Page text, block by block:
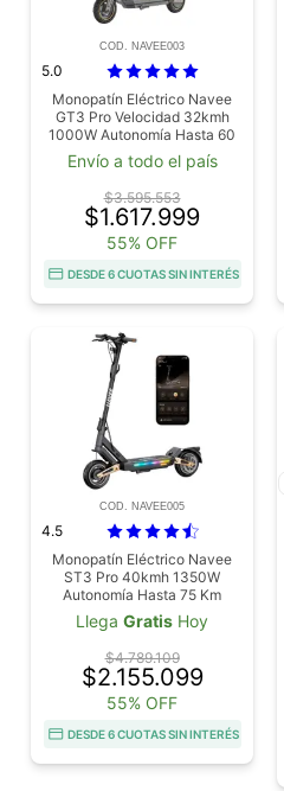
COD. NAVEE003
5.0
Monopatín Eléctrico Navee
GT3 Pro Velocidad 32kmh
1000W Autonomía Hasta 60
Km
Envío a todo el país
$3.595.553
$1.617.999
55% OFF
DESDE 6 CUOTAS SIN INTERÉS
COD. NAVEE005
4.5
Monopatín Eléctrico Navee
ST3 Pro 40kmh 1350W
Autonomía Hasta 75 Km
Llega Gratis Hoy
$4.789.109
$2.155.099
55% OFF
DESDE 6 CUOTAS SIN INTERÉS